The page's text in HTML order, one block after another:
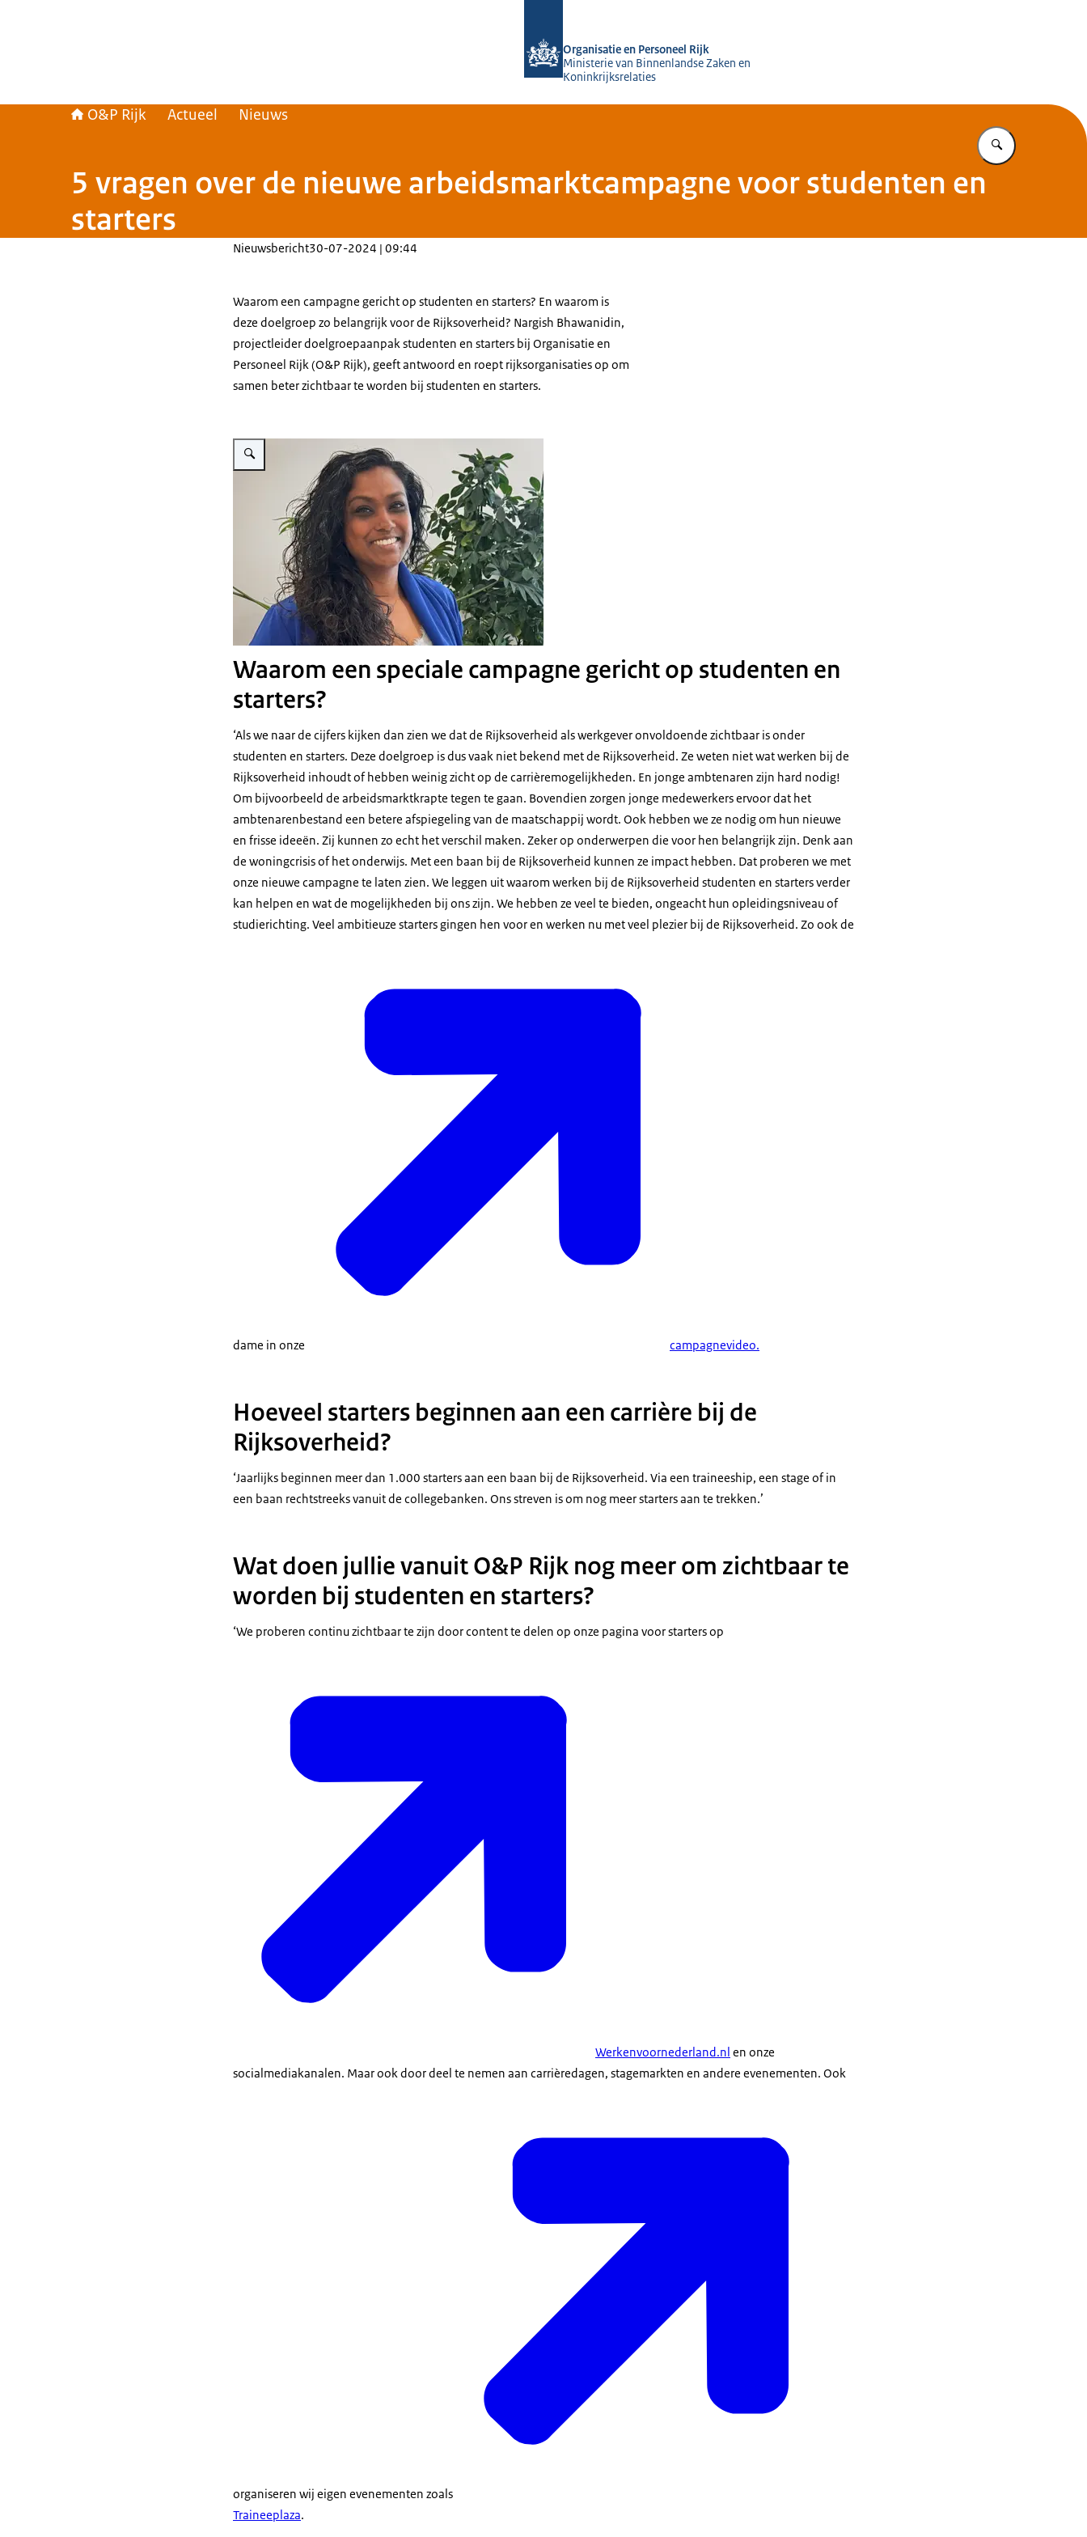
Organisatie en Personeel Rijk
Ministerie van Binnenlandse Zaken en
Koninkrijksrelaties
O&P Rijk Actueel Nieuws
Vul in wat u
5 vragen over de nieuwe arbeidsmarktcampagne voor studenten en
starters
Nieuwsbericht30-07-2024 | 09:44
Waarom een campagne gericht op studenten en starters? En waarom is
deze doelgroep zo belangrijk voor de Rijksoverheid? Nargish Bhawanidin,
projectleider doelgroepaanpak studenten en starters bij Organisatie en
Personeel Rijk (O&P Rijk), geeft antwoord en roept rijksorganisaties op om
samen beter zichtbaar te worden bij studenten en starters.
Vergroot afbeelding Arbeidsmarkt Starters
Waarom een speciale campagne gericht op studenten en
starters?
‘Als we naar de cijfers kijken dan zien we dat de Rijksoverheid als werkgever onvoldoende zichtbaar is onder
studenten en starters. Deze doelgroep is dus vaak niet bekend met de Rijksoverheid. Ze weten niet wat werken bij de
Rijksoverheid inhoudt of hebben weinig zicht op de carrièremogelijkheden. En jonge ambtenaren zijn hard nodig!
Om bijvoorbeeld de arbeidsmarktkrapte tegen te gaan. Bovendien zorgen jonge medewerkers ervoor dat het
ambtenarenbestand een betere afspiegeling van de maatschappij wordt. Ook hebben we ze nodig om hun nieuwe
en frisse ideeën. Zij kunnen zo echt het verschil maken. Zeker op onderwerpen die voor hen belangrijk zijn. Denk aan
de woningcrisis of het onderwijs. Met een baan bij de Rijksoverheid kunnen ze impact hebben. Dat proberen we met
onze nieuwe campagne te laten zien. We leggen uit waarom werken bij de Rijksoverheid studenten en starters verder
kan helpen en wat de mogelijkheden bij ons zijn. We hebben ze veel te bieden, ongeacht hun opleidingsniveau of
studierichting. Veel ambitieuze starters gingen hen voor en werken nu met veel plezier bij de Rijksoverheid. Zo ook de
dame in onze campagnevideo.
Hoeveel starters beginnen aan een carrière bij de
Rijksoverheid?
‘Jaarlijks beginnen meer dan 1.000 starters aan een baan bij de Rijksoverheid. Via een traineeship, een stage of in
een baan rechtstreeks vanuit de collegebanken. Ons streven is om nog meer starters aan te trekken.’
Wat doen jullie vanuit O&P Rijk nog meer om zichtbaar te
worden bij studenten en starters?
‘We proberen continu zichtbaar te zijn door content te delen op onze pagina voor starters op
Werkenvoornederland.nl en onze
socialmediakanalen. Maar ook door deel te nemen aan carrièredagen, stagemarkten en andere evenementen. Ook
organiseren wij eigen evenementen zoals
Traineeplaza.